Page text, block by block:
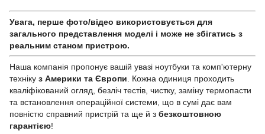
Увага, перше фото/відео використовується для
загального представлення моделі і може не збігатись з
реальним станом приcтрою.
Наша компанія пропонує вашій увазі ноутбуки та комп'ютерну
техніку з Америки та Європи . Кожна одиниця проходить
кваліфікований огляд, безліч тестів, чистку, заміну термопасти
та встановлення операційної системи, що в сумі дає вам
повністю справний пристрій та ще й з безкоштовною
гарантією!